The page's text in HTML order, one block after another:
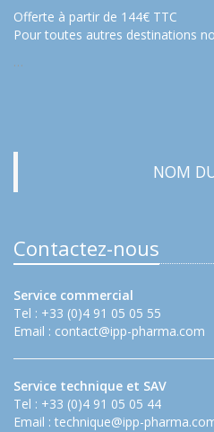
Offerte à partir de 144€ TTC
Pour toutes autres destinations
…
NOM
Contactez-nous
Service commercial
Tel : +33 (0)4 91 05 05 55
Email : contact@ipp-pharma.com
Service technique et SAV
Tel : +33 (0)4 91 05 05 44
Email : technique@ipp-